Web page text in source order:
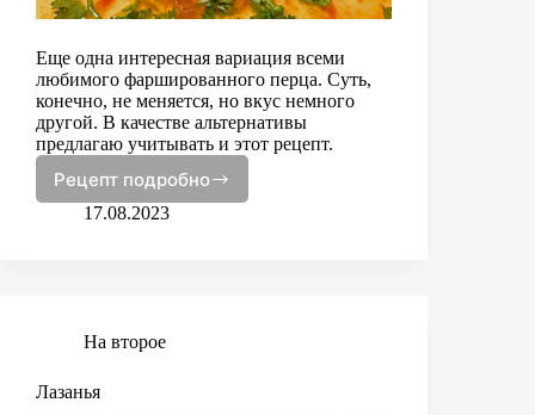
Еще одна интересная вариация всеми
любимого фаршированного перца. Суть,
конечно, не меняется, но вкус немного
другой. В качестве альтернативы
предлагаю учитывать и этот рецепт.
Рецепт подробно
Перец
фаршированный
17.08.2023
На второе
Лазанья